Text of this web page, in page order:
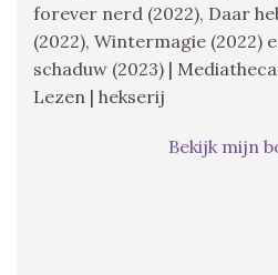
forever nerd (2022), Daar
(2022), Wintermagie (2022)
schaduw (2023) |
Lezen | hekserij
Bekijk mijn